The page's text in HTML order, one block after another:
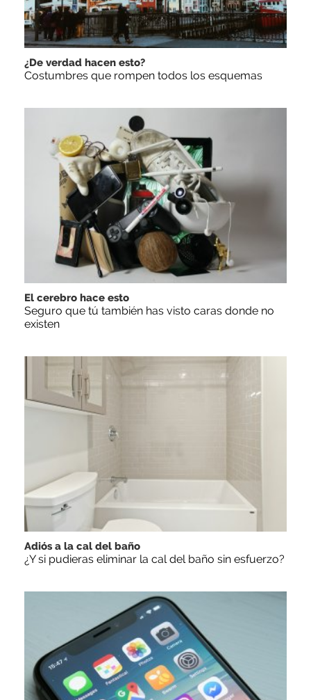
¿De verdad hacen esto?
Costumbres que rompen todos los esquemas
El cerebro hace esto
Seguro que tú también has visto caras donde no
existen
Adiós a la cal del baño
¿Y si pudieras eliminar la cal del baño sin esfuerzo?